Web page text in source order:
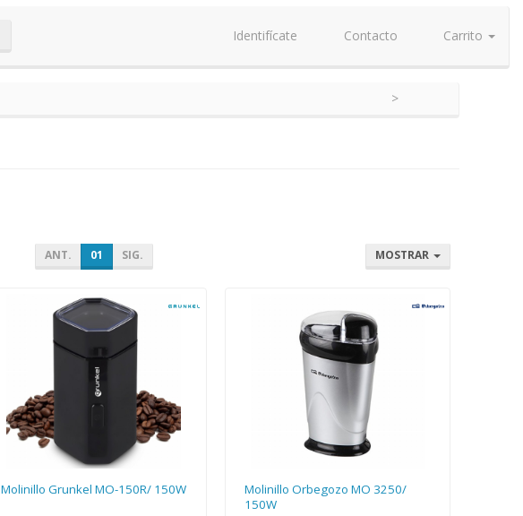
Identifícate Contacto Carrito
ANT. 01 SIG. MOSTRAR
Molinillo Grunkel MO-150R/ 150W
Molinillo Orbegozo MO 3250/
150W